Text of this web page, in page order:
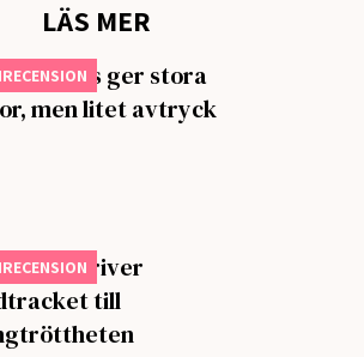
LÄS MER
Abrams ger stora
men litet avtryck
Lacy skriver
till